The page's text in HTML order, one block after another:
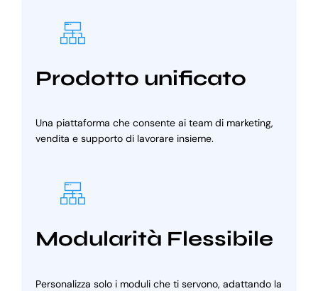
Prodotto unificato
Una piattaforma che consente ai team di marketing,
vendita e supporto di lavorare insieme.
Modularità Flessibile
Personalizza solo i moduli che ti servono, adattando la